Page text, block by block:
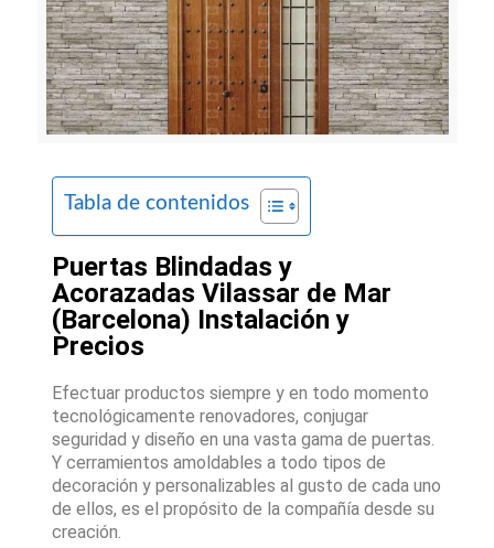
Tabla de contenidos
Puertas Blindadas y
Acorazadas Vilassar de Mar
(Barcelona) Instalación y
Precios
Efectuar productos siempre y en todo momento
tecnológicamente renovadores, conjugar
seguridad y diseño en una vasta gama de puertas.
Y cerramientos amoldables a todo tipos de
decoración y personalizables al gusto de cada uno
de ellos, es el propósito de la compañía desde su
creación.